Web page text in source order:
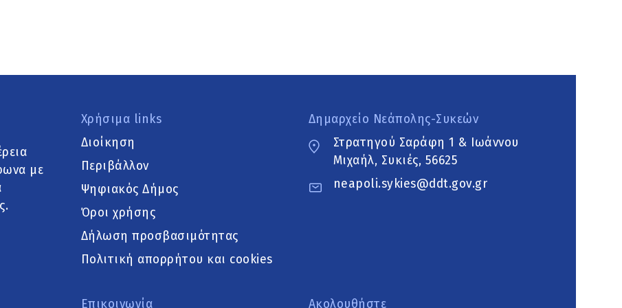
με
Χρήσιμα links
Διοίκηση
Περιβάλλον
Ψηφιακός Δήμος
Όροι χρήσης
Δήλωση προσβασιμότητας
Πολιτική απορρήτου και cookies
Επικοινωνία
Δημαρχείο Νεάπολης-Συκεών
Στρατηγού Σαράφη 1 & Ιωάννου
Μιχαήλ, Συκιές, 56625
neapoli.sykies@ddt.gov.gr
Ακολουθήστε